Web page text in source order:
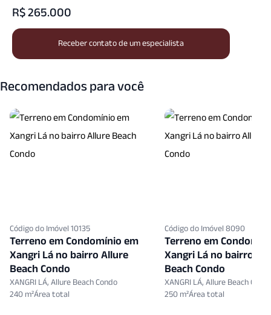
R$ 265.000
Receber contato de um especialista
Recomendados para você
Código do Imóvel 10135
Terreno em Condomínio em
Xangri Lá no bairro Allure
Beach Condo
XANGRI LÁ, Allure Beach Condo
240 m²
Código do Imóvel 8090
Terreno em
Xangri Lá no bairro
Beach Condo
XANGRI LÁ, Allure Beach
250 m²